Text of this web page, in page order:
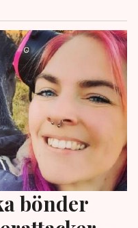
bönder